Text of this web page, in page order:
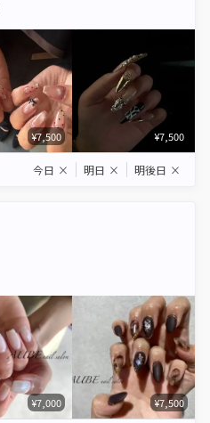
¥7,500 ¥7,500
今日 × 明日 × 明後日 ×
¥7,000 ¥7,500